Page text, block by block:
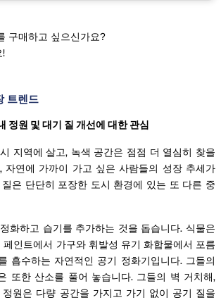
구매하고 싶으신가요?
!
트렌드
원 및 대기 질 개선에 대한 관심
지역에 살고, 녹색 공간은 점점 더 열심히 찾을
자연에 가까이 가고 싶은 사람들의 성장 추세가
은 단단히 포장한 도시 환경에 있는 또 다른 중
화하고 습기를 추가하는 것을 돕습니다. 식물은
페인트에서 가구와 휘발성 유기 화합물에서 포름
흡수하는 자연적인 공기 정화기입니다. 그들의
또한 산소를 풀어 놓습니다. 그들의 벽 거치해,
원은 다량 공간을 가지고 가기 없이 공기 질을